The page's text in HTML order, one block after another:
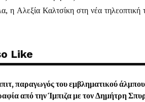
η Αλεξία Καλτσίκη στη νέα τηλεοπτική
Like
παραγωγός του εμβληματικού
από την Ίμπιζα με τον Δημήτρη